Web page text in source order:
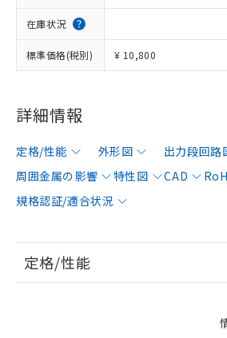
在庫状況
標準価格(税別) ¥ 10,800
詳細情報
定格/性能 外形図 出力段回路
周囲金属の影響
特性図 CAD
規格認証/適合状況
定格/性能